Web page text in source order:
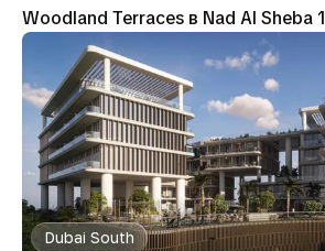
Woodland Terraces в Nad Al Sheba 1
Dubai South